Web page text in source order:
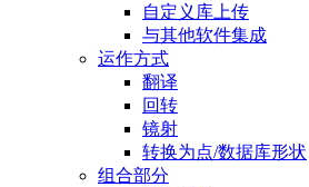
自定义库上传
与其他软件集成
运作方式
翻译
回转
镜射
转换为点/数据库形状
组合部分